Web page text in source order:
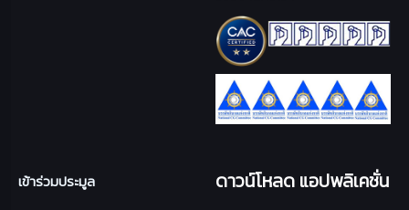
เข้าร่วมประมูล ดาวน์โหลด แอปพลิเคชั่น